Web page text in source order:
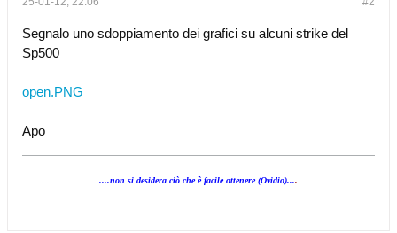
Segnalo uno sdoppiamento dei grafici su alcuni strike del
Sp500
open.PNG
Apo
....non si desidera ciò che è facile ottenere (Ovidio)....